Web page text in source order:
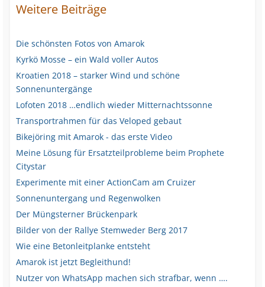
Weitere Beiträge
Die schönsten Fotos von Amarok
Kyrkö Mosse – ein Wald voller Autos
Kroatien 2018 – starker Wind und schöne
Sonnenuntergänge
Lofoten 2018 …endlich wieder Mitternachtssonne
Transportrahmen für das Veloped gebaut
Bikejöring mit Amarok - das erste Video
Meine Lösung für Ersatzteilprobleme beim Prophete
Citystar
Experimente mit einer ActionCam am Cruizer
Sonnenuntergang und Regenwolken
Der Müngsterner Brückenpark
Bilder von der Rallye Stemweder Berg 2017
Wie eine Betonleitplanke entsteht
Amarok ist jetzt Begleithund!
Nutzer von WhatsApp machen sich strafbar, wenn ….